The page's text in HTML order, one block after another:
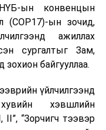
ын конвенцын
(COP17)-ын зочид,
ажиллах
сургалтыг Зам,
байгууллаа.
үйлчилгээнд
хэвшлийн
II”, “Зорчигч тээвэр